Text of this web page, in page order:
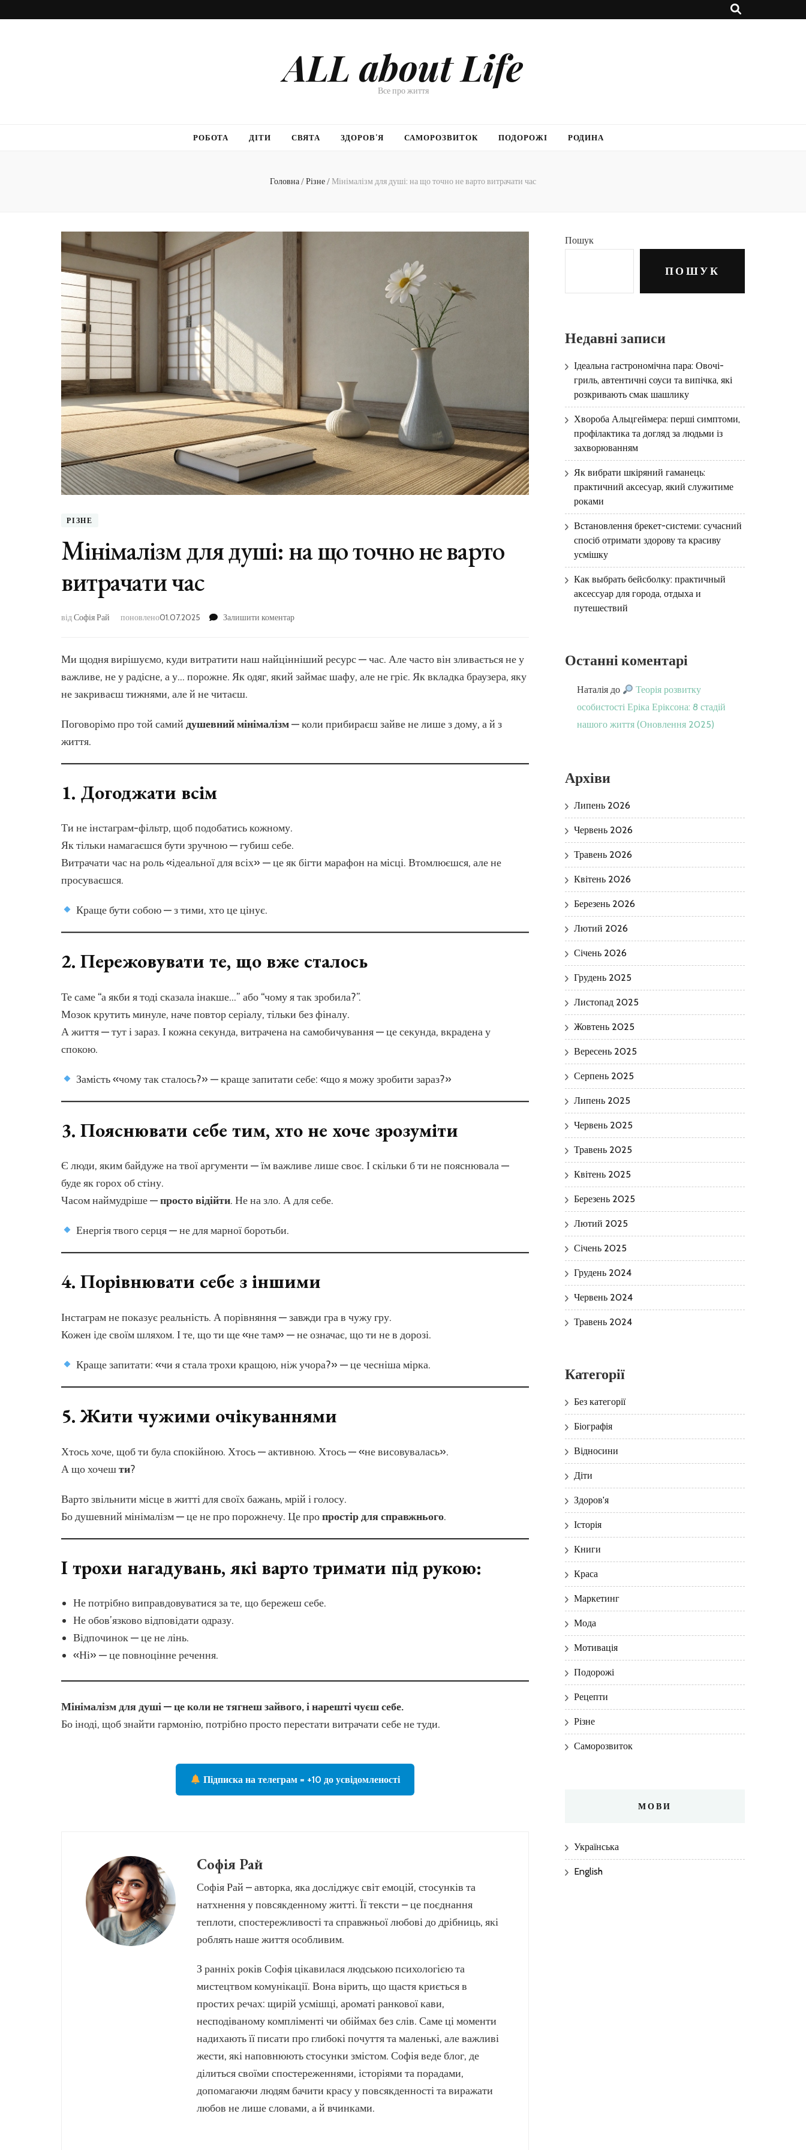
ALL about Life
Все про життя
РОБОТА ДІТИ СВЯТА ЗДОРОВ’Я САМОРОЗВИТОК ПОДОРОЖІ РОДИНА
Головна/Різне/Мінімалізм для душі: на що точно не варто витрачати час
РІЗНЕ
Мінімалізм для душі: на що точно не варто
витрачати час
відСофія Рай поновлено01.07.2025 Залишити коментардо
душі:
що
витрачати
Ми щодня вирішуємо, куди витратити наш найцінніший ресурс — час. Але часто він зливається не у
важливе, не у радісне, а у… порожне. Як одяг, який займає шафу, але не гріє. Як вкладка браузера, яку
не закриваєш тижнями, але й не читаєш.
Поговорімо про той самий душевний мінімалізм— коли прибираєш зайве не лише з дому, а й з
життя.
1. Догоджати всім
Ти не інстаграм-фільтр, щоб подобатись кожному.
Як тільки намагаєшся бути зручною — губиш себе.
Витрачати час на роль «ідеальної для всіх» — це як бігти марафон на місці. Втомлюєшся, але не
просуваєшся.
Краще бути собою — з тими, хто це цінує.
2. Пережовувати те, що вже сталось
Те саме “а якби я тоді сказала інакше…” або “чому я так зробила?”.
Мозок крутить минуле, наче повтор серіалу, тільки без фіналу.
А життя — тут і зараз. І кожна секунда, витрачена на самобичування — це секунда, вкрадена у
спокою.
Замість «чому так сталось?» — краще запитати себе: «що я можу зробити зараз?»
3. Пояснювати себе тим, хто не хоче зрозуміти
Є люди, яким байдуже на твої аргументи — їм важливе лише своє. І скільки б ти не пояснювала —
буде як горох об стіну.
Часом наймудріше —просто відійти. Не на зло. А для себе.
Енергія твого серця — не для марної боротьби.
4. Порівнювати себе з іншими
Інстаграм не показує реальність. А порівняння — завжди гра в чужу гру.
Кожен іде своїм шляхом. І те, що ти ще «не там» — не означає, що ти не в дорозі.
Краще запитати: «чи я стала трохи кращою, ніж учора?» — це чесніша мірка.
5.Жити чужими очікуваннями
Хтось хоче, щоб ти була спокійною. Хтось — активною. Хтось — «не висовувалась».
А що хочешти?
Варто звільнити місце в житті для своїх бажань, мрій і голосу.
Бо душевний мінімалізм — це не про порожнечу. Це пропростір для справжнього.
І трохи нагадувань, які варто тримати під рукою:
Не потрібно виправдовуватися за те, що бережеш себе.
Не обов’язково відповідати одразу.
Відпочинок — це не лінь.
«Ні» — це повноцінне речення.
Мінімалізм для душі — це коли не тягнеш зайвого, і нарешті чуєш себе.
Бо іноді, щоб знайти гармонію, потрібно просто перестати витрачати себе не туди.
Підписка на телеграм = +10 до усвідомленості
Софія Рай
Софія Рай – авторка, яка досліджує світ емоцій, стосунків та
натхнення у повсякденному житті. Її тексти – це поєднання
теплоти, спостережливості та справжньої любові до дрібниць, які
роблять наше життя особливим.
З ранніх років Софія цікавилася людською психологією та
мистецтвом комунікації. Вона вірить, що щастя криється в
простих речах: щирій усмішці, ароматі ранкової кави,
несподіваному компліменті чи обіймах без слів. Саме ці моменти
надихають її писати про глибокі почуття та маленькі, але важливі
жести, які наповнюють стосунки змістом. Софія веде блог, де
ділиться своїми спостереженнями, історіями та порадами,
допомагаючи людям бачити красу у повсякденності та виражати
любов не лише словами, а й вчинками.
Пошук
ПОШУК
Недавні записи
Ідеальна гастрономічна пара: Овочі-
гриль, автентичні соуси та випічка, які
розкривають смак шашлику
Хвороба Альцгеймера: перші симптоми,
профілактика та догляд за людьми із
захворюванням
Як вибрати шкіряний гаманець:
практичний аксесуар, який служитиме
роками
Встановлення брекет-системи: сучасний
спосіб отримати здорову та красиву
усмішку
Как выбрать бейсболку: практичный
аксессуар для города, отдыха и
путешествий
Останні коментарі
Наталія до
Теорія розвитку
особистості Еріка Еріксона: 8 стадій
нашого життя (Оновлення 2025)
Архіви
Липень 2026
Червень 2026
Травень 2026
Квітень 2026
Березень 2026
Лютий 2026
Січень 2026
Грудень 2025
Листопад 2025
Жовтень 2025
Вересень 2025
Серпень 2025
Липень 2025
Червень 2025
Травень 2025
Квітень 2025
Березень 2025
Лютий 2025
Січень 2025
Грудень 2024
Червень 2024
Травень 2024
Категорії
Без категорії
Біографія
Відносини
Діти
Здоров'я
Історія
Книги
Краса
Маркетинг
Мода
Мотивація
Подорожі
Рецепти
Різне
Саморозвиток
МОВИ
Українська
English